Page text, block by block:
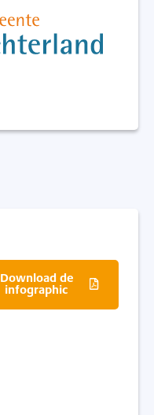
Download de
infographic